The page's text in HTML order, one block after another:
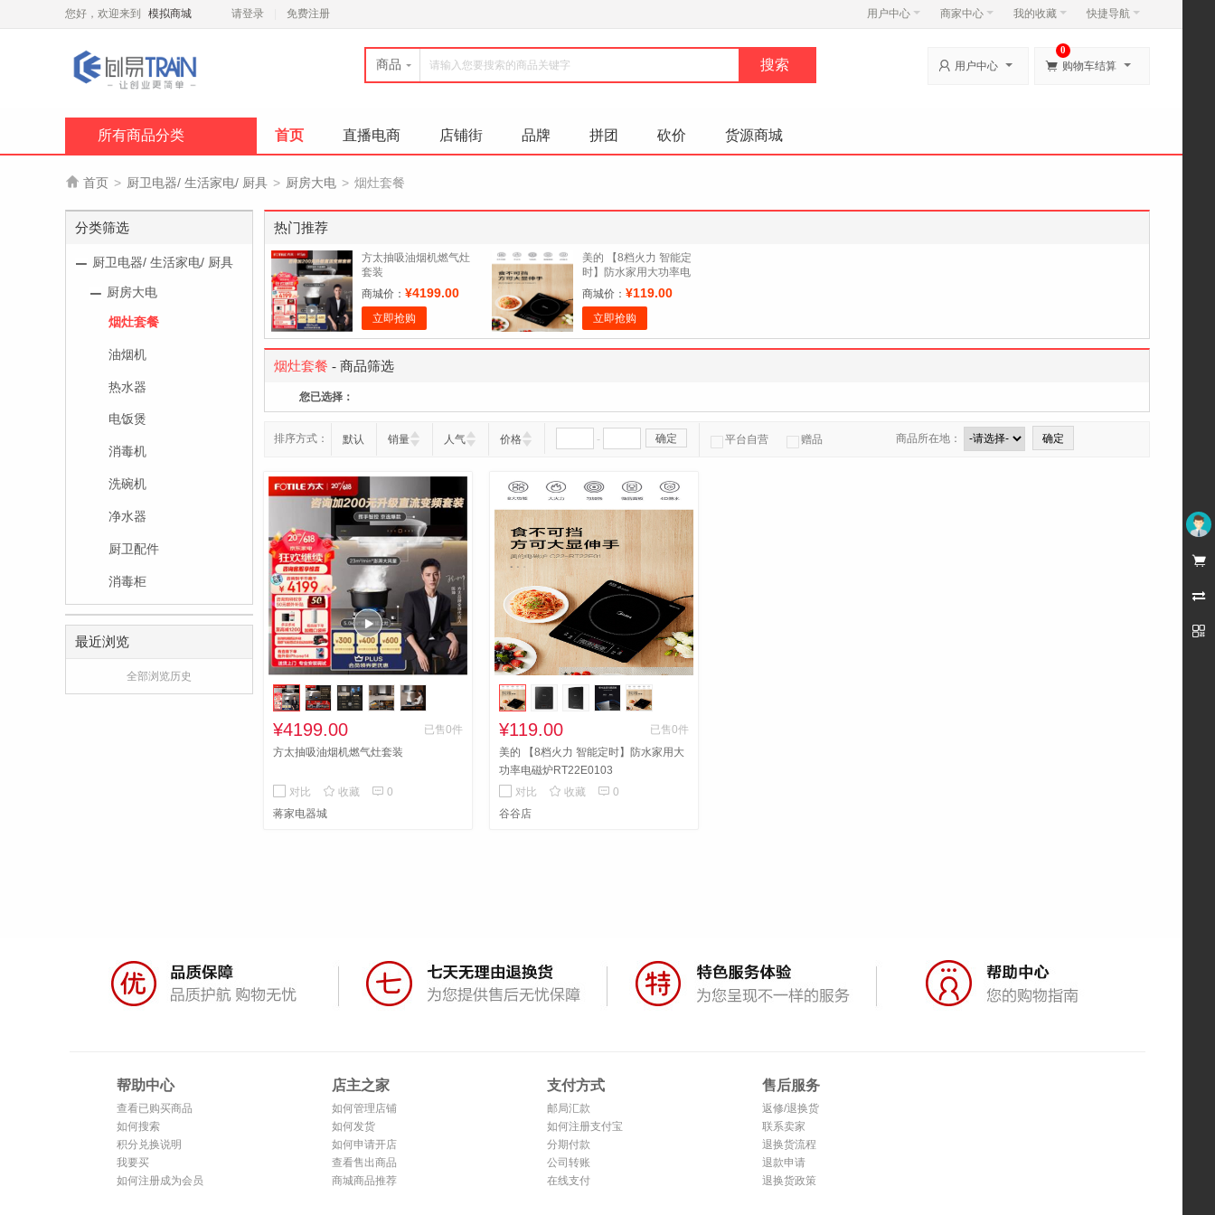
您好，欢迎来到 模拟商城 请登录 免费注册 用户中心 商家中心 我的收藏 快捷导航
未登录



商品  用户中心  购物车结算
0
所有商品分类 首页 直播电商 店铺街 品牌 拼团 砍价 货源商城
 首页 > 厨卫电器/ 生活家电/ 厨具 > 厨房大电 > 烟灶套餐
分类筛选
厨卫电器/ 生活家电/ 厨具
厨房大电
烟灶套餐
油烟机
热水器
电饭煲
消毒机
洗碗机
净水器
厨卫配件
消毒柜
最近浏览
全部浏览历史
热门推荐
方太抽吸油烟机燃气灶
套装
商城价： ¥4199.00
立即抢购
美的 【8档火力 智能定
时】防水家用大功率电
磁炉RT22E0103
商城价： ¥119.00
立即抢购
烟灶套餐 - 商品筛选
您已选择：
排序方式： 默认 销量 人气 价格 - 确定 平台自营 赠品 商品所在地：
¥4199.00
已售0件
方太抽吸油烟机燃气灶套装
对比  收藏  0
蒋家电器城
¥119.00
已售0件
美的 【8档火力 智能定时】防水家用大
功率电磁炉RT22E0103
对比
 收藏  0
谷谷店
帮助中心
查看已购买商品
如何搜索
积分兑换说明
我要买
如何注册成为会员
店主之家
如何管理店铺
如何发货
如何申请开店
查看售出商品
商城商品推荐
支付方式
邮局汇款
如何注册支付宝
分期付款
公司转账
在线支付
售后服务
返修/退换货
联系卖家
退换货流程
退款申请
退换货政策